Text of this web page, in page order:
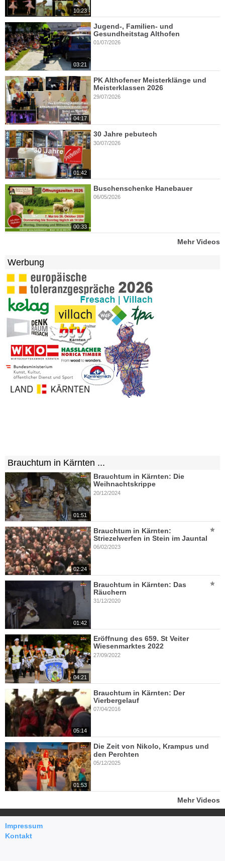
10:23
03:21
Jugend-, Familien- und
Gesundheitstag Althofen
01/07/2026
04:17
PK Althofener Meisterklänge und
Meisterklassen 2026
29/07/2026
01:42
30 Jahre pebutech
30/07/2026
00:33
Buschenschenke Hanebauer
06/05/2026
Mehr Videos
Werbung
Brauchtum in Kärnten ...
01:51
Brauchtum in Kärnten: Die
Weihnachtskrippe
20/12/2024
02:24
Brauchtum in Kärnten:
Striezelwerfen in Stein im Jauntal
06/02/2023
01:42
Brauchtum in Kärnten: Das
Räuchern
31/12/2020
04:21
Eröffnung des 659. St Veiter
Wiesenmarktes 2022
27/09/2022
05:14
Brauchtum in Kärnten: Der
Vierbergelauf
07/04/2016
01:53
Die Zeit von Nikolo, Krampus und
den Perchten
05/12/2025
Mehr Videos
Impressum
Kontakt